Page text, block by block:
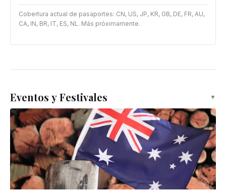
Cobertura actual de pasaportes: CN, US, JP, KR, GB, DE, FR, AU,
CA, IN, BR, IT, ES, NL. Más próximamente.
Eventos y Festivales ▼